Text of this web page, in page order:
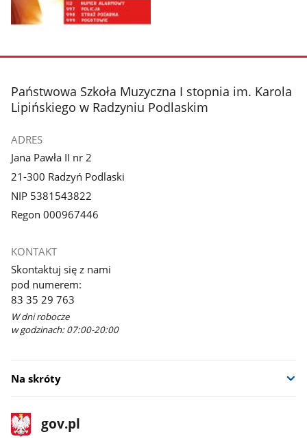
zdjęcie
galerii.
stopka
Państwowa Szkoła Muzyczna I stopnia im. Karola
Lipińskiego w Radzyniu Podlaskim
ADRES
Jana Pawła II nr 2
21-300 Radzyń Podlaski
NIP 5381543822
Regon 000967446
KONTAKT
Skontaktuj się z nami
pod numerem:
83 35 29 763
W dni robocze
w godzinach: 07:00-20:00
Na skróty
stopka
gov.pl
Strona
gov.pl